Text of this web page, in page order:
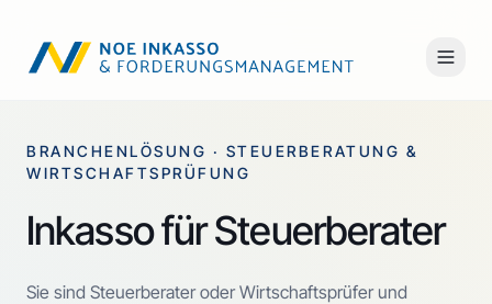
BRANCHENLÖSUNG · STEUERBERATUNG &
WIRTSCHAFTSPRÜFUNG
Inkasso für Steuerberater
Sie sind Steuerberater oder Wirtschaftsprüfer und